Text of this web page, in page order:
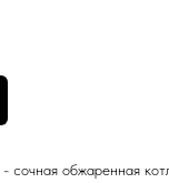
сочная обжаренная